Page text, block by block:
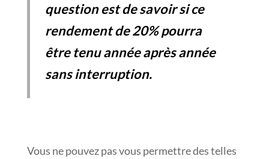
question est de savoir si ce
rendement de 20% pourra
être tenu année après année
sans interruption.
Vous ne pouvez pas vous permettre des telles